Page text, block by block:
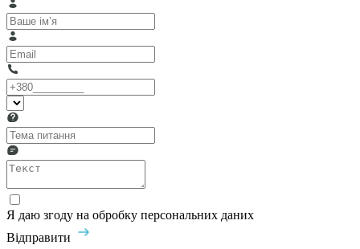
Я даю згоду на обробку персональних даних
Відправити